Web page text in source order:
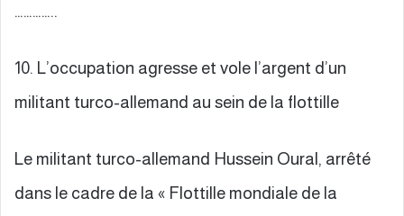
…………..
10. L’occupation agresse et vole l’argent d’un
militant turco-allemand au sein de la flottille
Le militant turco-allemand Hussein Oural, arrêté
dans le cadre de la « Flottille mondiale de la